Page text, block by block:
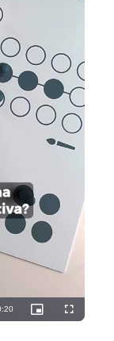
Picture-
in-
Fullscreen